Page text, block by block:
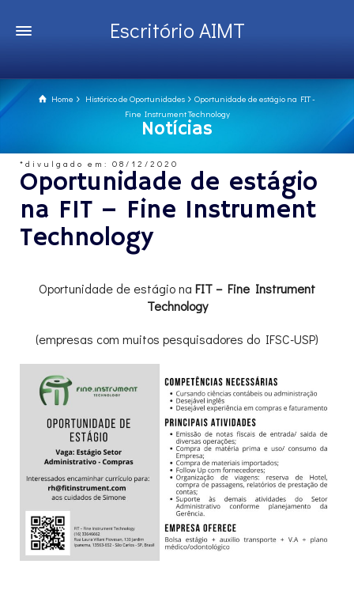
Escritório AIMT
Home Histórico de Oportunidades
Oportunidade de estágio na FIT -
Fine Instrument Technology
Notícias
*divulgado em: 08/12/2020
Oportunidade de estágio
na FIT – Fine Instrument
Technology
Oportunidade de estágio na FIT – Fine Instrument
Technology
(empresas com muitos pesquisadores do IFSC-USP)